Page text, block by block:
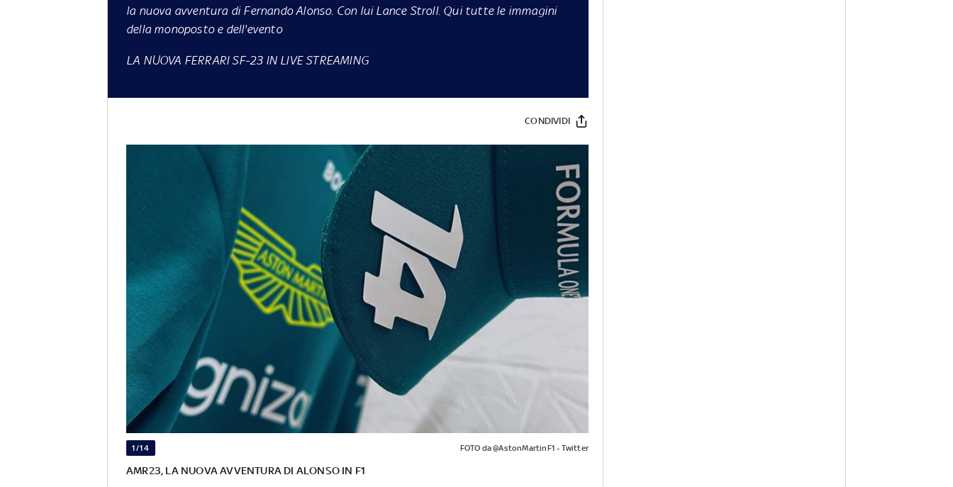
la nuova avventura di Fernando Alonso. Con lui Lance Stroll. Qui tutte le immagini
della monoposto e dell'evento
LA NUOVA FERRARI SF-23 IN LIVE STREAMING
CONDIVIDI
1/14 FOTO da @AstonMartinF1 - Twitter
AMR23, LA NUOVA AVVENTURA DI ALONSO IN F1